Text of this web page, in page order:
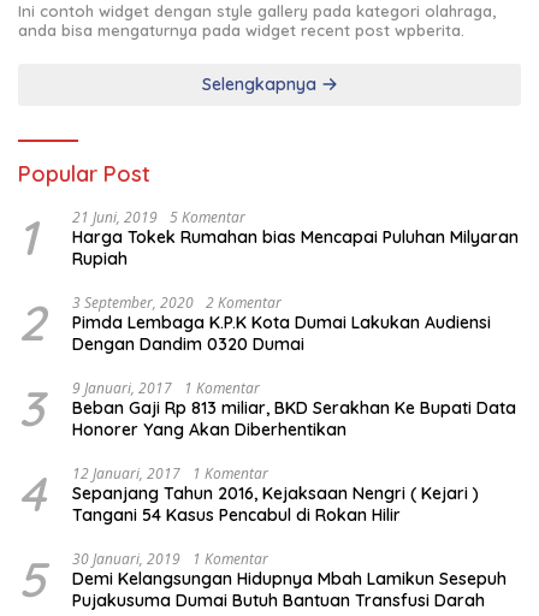
Ini contoh widget dengan style gallery pada kategori olahraga,
anda bisa mengaturnya pada widget recent post wpberita.
Selengkapnya
Popular Post
1 21 Juni, 2019 5 Komentar
Harga Tokek Rumahan bias Mencapai Puluhan Milyaran
Rupiah
2 3 September, 2020 2 Komentar
Pimda Lembaga K.P.K Kota Dumai Lakukan Audiensi
Dengan Dandim 0320 Dumai
3 9 Januari, 2017 1 Komentar
Beban Gaji Rp 813 miliar, BKD Serakhan Ke Bupati Data
Honorer Yang Akan Diberhentikan
4 12 Januari, 2017 1 Komentar
Sepanjang Tahun 2016, Kejaksaan Nengri ( Kejari )
Tangani 54 Kasus Pencabul di Rokan Hilir
5 30 Januari, 2019 1 Komentar
Demi Kelangsungan Hidupnya Mbah Lamikun Sesepuh
Pujakusuma Dumai Butuh Bantuan Transfusi Darah